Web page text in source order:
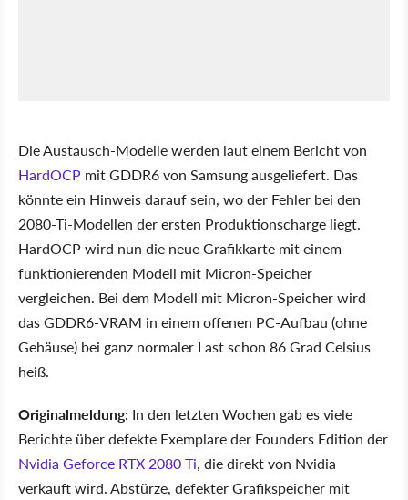
Die Austausch-Modelle werden laut einem Bericht von
HardOCP mit GDDR6 von Samsung ausgeliefert. Das
könnte ein Hinweis darauf sein, wo der Fehler bei den
2080-Ti-Modellen der ersten Produktionscharge liegt.
HardOCP wird nun die neue Grafikkarte mit einem
funktionierenden Modell mit Micron-Speicher
vergleichen. Bei dem Modell mit Micron-Speicher wird
das GDDR6-VRAM in einem offenen PC-Aufbau (ohne
Gehäuse) bei ganz normaler Last schon 86 Grad Celsius
heiß.
Originalmeldung: In den letzten Wochen gab es viele
Berichte über defekte Exemplare der Founders Edition der
Nvidia Geforce RTX 2080 Ti, die direkt von Nvidia
verkauft wird. Abstürze, defekter Grafikspeicher mit